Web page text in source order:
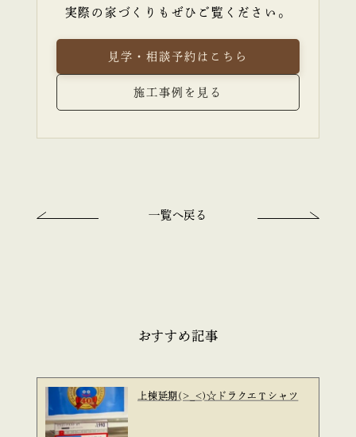
実際の家づくりもぜひご覧ください。
見学・相談予約はこちら
施工事例を見る
一覧へ戻る
おすすめ記事
上棟延期(>_<)☆ドラクエＴシャツ